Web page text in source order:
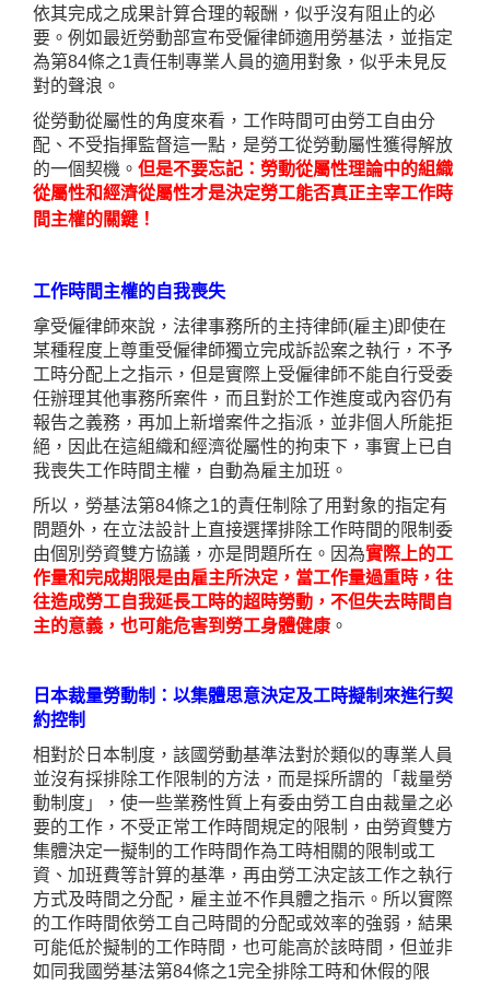
依其完成之成果計算合理的報酬，似乎沒有阻止的必
要。例如最近勞動部宣布受僱律師適用勞基法，並指定
為第84條之1責任制專業人員的適用對象，似乎未見反
對的聲浪。
從勞動從屬性的角度來看，工作時間可由勞工自由分
配、不受指揮監督這一點，是勞工從勞動屬性獲得解放
的一個契機 。 但是不要忘記：勞動從屬性理論中的組織
從屬性和經濟從屬性才是決定勞工能否真正主宰工作時
間主權的關鍵！
工作時間主權的自我喪失
拿受僱律師來說，法律事務所的主持律師(雇主)即使在
某種程度上尊重受僱律師獨立完成訴訟案之執行，不予
工時分配上之指示，但是實際上受僱律師不能自行受委
任辦理其他事務所案件，而且對於工作進度或內容仍有
報告之義務，再加上新增案件之指派，並非個人所能拒
絕，因此在這組織和經濟從屬性的拘束下，事實上已自
我喪失工作時間主權，自動為雇主加班。
所以，勞基法第84條之1的責任制除了用對象的指定有
問題外，在立法設計上直接選擇排除工作時間的限制委
由個別勞資雙方協議，亦是問題所在。因為實際上的工
作量和完成期限是由雇主所決定，當工作量過重時，往
往造成勞工自我延長工時的超時勞動，不但失去時間自
主的意義，也可能危害到勞工身體健康 。
日本裁量勞動制：以集體思意決定及工時擬制來進行契
約控制
相對於日本制度，該國勞動基準法對於類似的專業人員
並沒有採排除工作限制的方法，而是採所謂的「 裁量勞
動制度」，使一些業務性質上有委由勞工自由裁量之必
要的工作，不受正常工作時間規定的限制，由勞資雙方
集體決定一擬制的工作時間作為工時相關的限制或工
資、加班費等計算的基準，再由勞工決定該工作之執行
方式及時間之分配，雇主並不作具體之指示。所以實際
的工作時間依勞工自己時間的分配或效率的強弱，結果
可能低於擬制的工作時間，也可能高於該時間，但並非
如同我國勞基法第84條之1完全排除工時和休假的限